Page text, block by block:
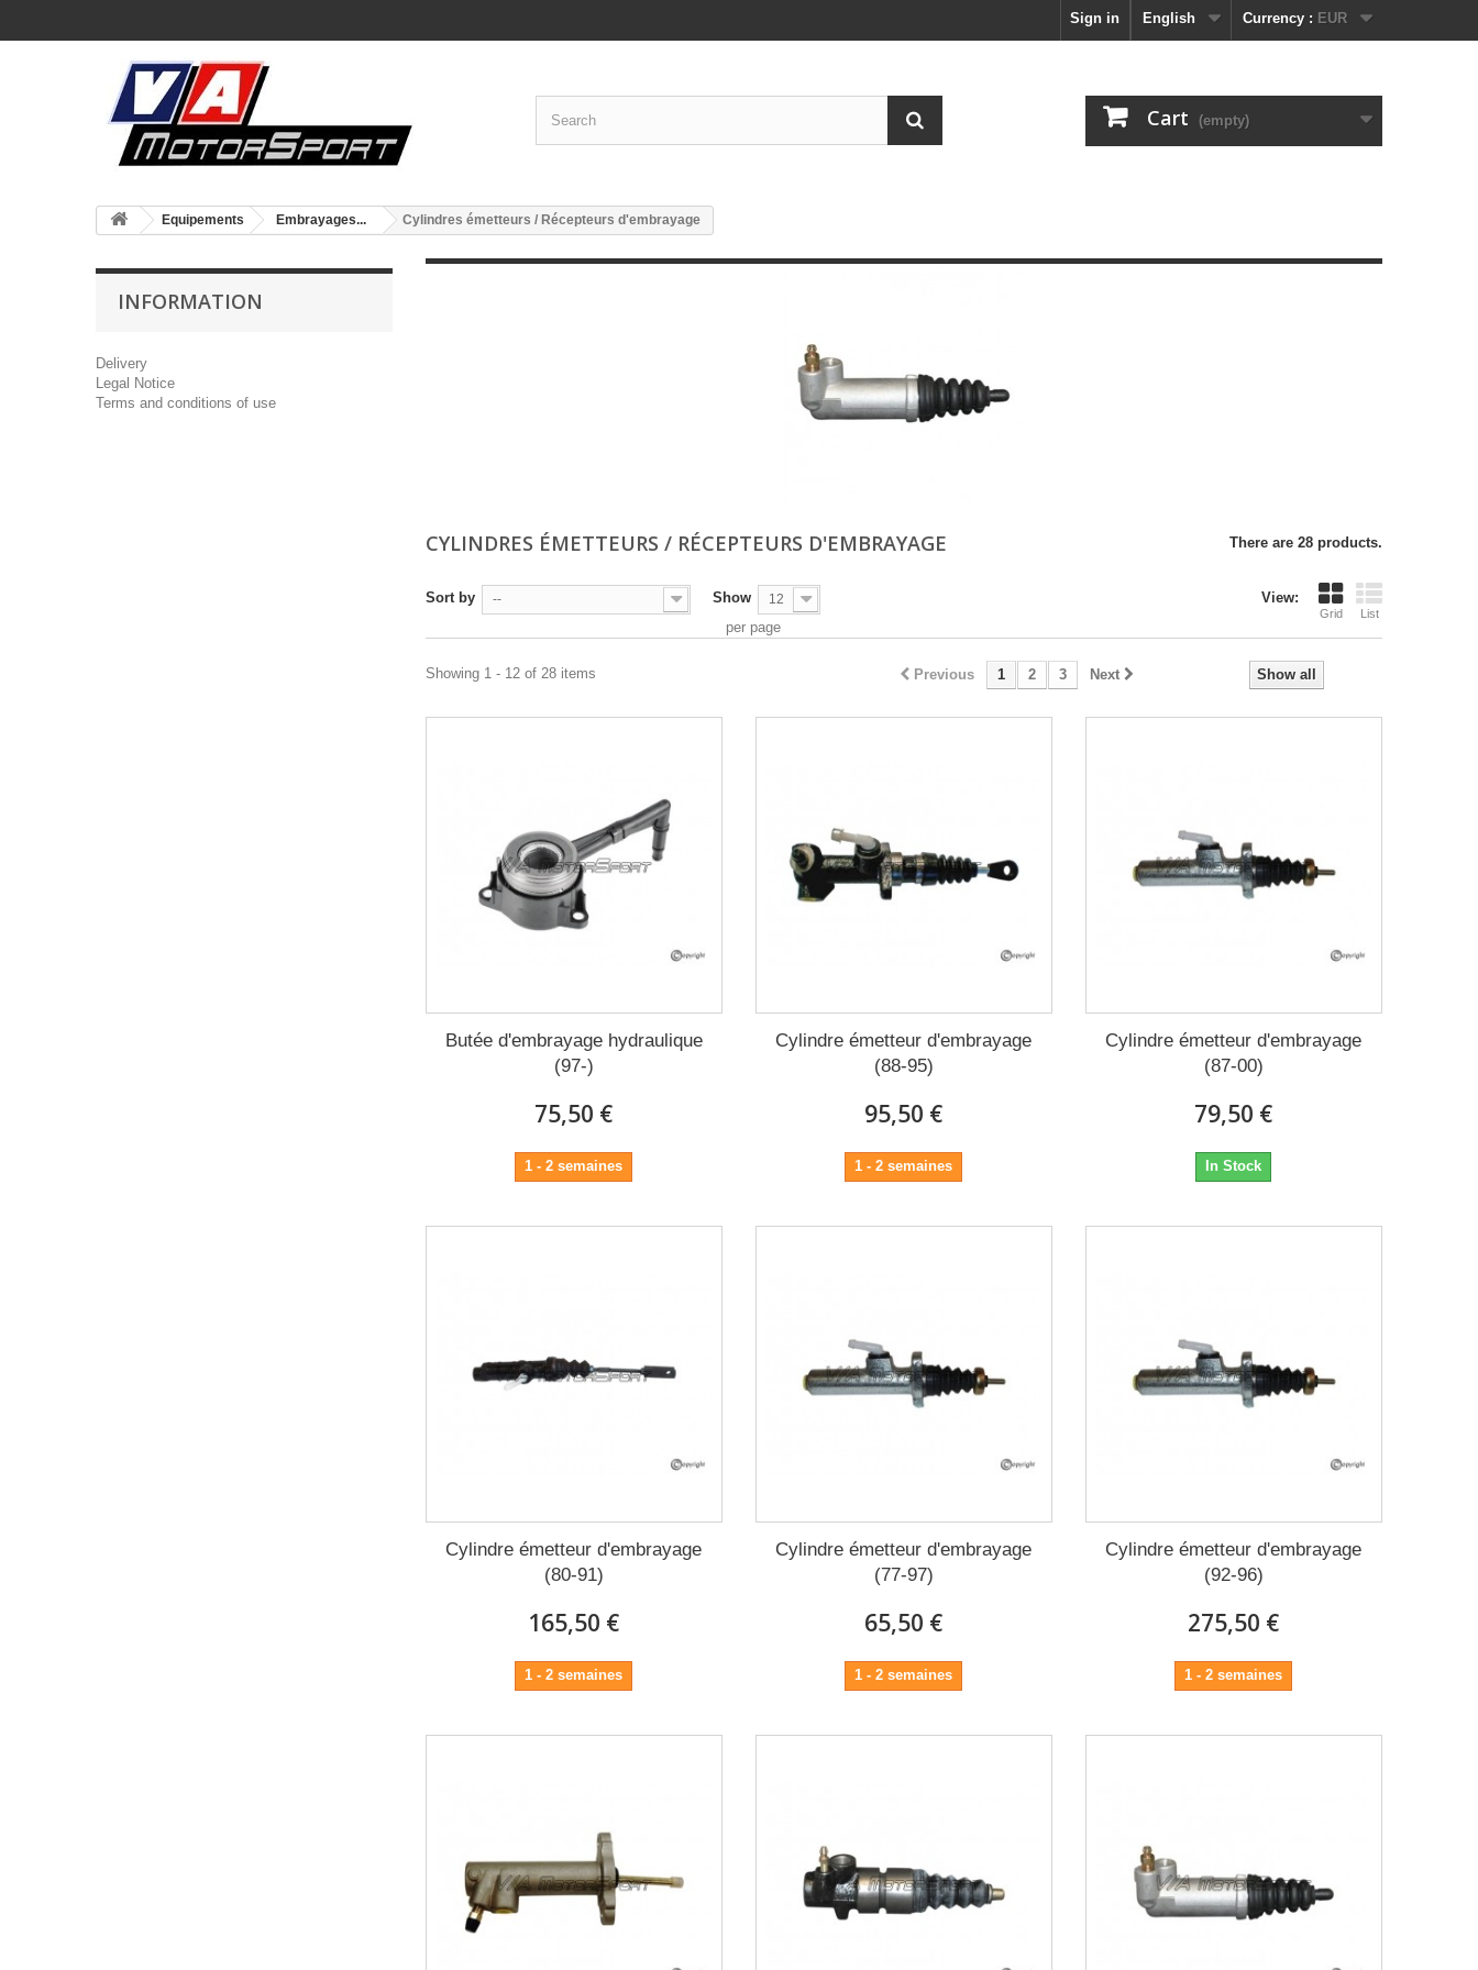
Currency : EUR
English
Sign in
Cart (empty)
Equipements Embrayages... Cylindres émetteurs / Récepteurs d'embrayage
INFORMATION
Delivery
Legal Notice
Terms and conditions of use
CYLINDRES ÉMETTEURS / RÉCEPTEURS D'EMBRAYAGE There are 28 products.
View:
Grid List
Sort by -- Show 12
per page
Show all
Previous 1 2 3 Next
Showing 1 - 12 of 28 items
Butée d'embrayage hydraulique
(97-)
75,50 €
1 - 2 semaines
Cylindre émetteur d'embrayage
(88-95)
95,50 €
1 - 2 semaines
Cylindre émetteur d'embrayage
(87-00)
79,50 €
In Stock
Cylindre émetteur d'embrayage
(80-91)
165,50 €
1 - 2 semaines
Cylindre émetteur d'embrayage
(77-97)
65,50 €
1 - 2 semaines
Cylindre émetteur d'embrayage
(92-96)
275,50 €
1 - 2 semaines